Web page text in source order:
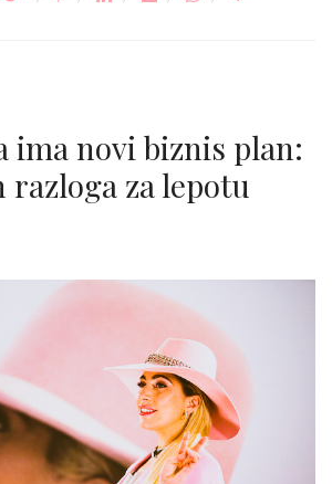
ima novi biznis plan:
za lepotu